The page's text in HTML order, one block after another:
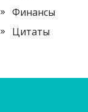
Финансы
Цитаты